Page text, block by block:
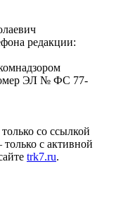
редакции:
ЭЛ № ФС 77-
со ссылкой
с активной
trk7.ru.